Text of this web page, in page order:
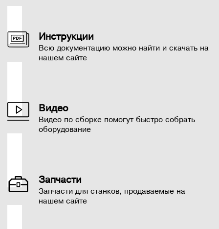
Инструкции
Всю документацию можно найти и скачать на
нашем сайте
Видео
Видео по сборке помогут быстро собрать
оборудование
Запчасти
Запчасти для станков, продаваемые на
нашем сайте